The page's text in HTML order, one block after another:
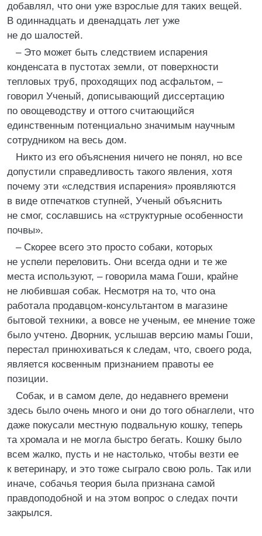
добавлял, что они уже взрослые для таких вещей.
В одиннадцать и двенадцать лет уже
не до шалостей.
– Это может быть следствием испарения
конденсата в пустотах земли, от поверхности
тепловых труб, проходящих под асфальтом, –
говорил Ученый, дописывающий диссертацию
по овощеводству и оттого считающийся
единственным потенциально значимым научным
сотрудником на весь дом.
Никто из его объяснения ничего не понял, но все
допустили справедливость такого явления, хотя
почему эти «следствия испарения» проявляются
в виде отпечатков ступней, Ученый объяснить
не смог, сославшись на «структурные особенности
почвы».
– Скорее всего это просто собаки, которых
не успели переловить. Они всегда одни и те же
места используют, – говорила мама Гоши, крайне
не любившая собак. Несмотря на то, что она
работала продавцом-консультантом в магазине
бытовой техники, а вовсе не ученым, ее мнение тоже
было учтено. Дворник, услышав версию мамы Гоши,
перестал принюхиваться к следам, что, своего рода,
является косвенным признанием правоты ее
позиции.
Собак, и в самом деле, до недавнего времени
здесь было очень много и они до того обнаглели, что
даже покусали местную подвальную кошку, теперь
та хромала и не могла быстро бегать. Кошку было
всем жалко, пусть и не настолько, чтобы везти ее
к ветеринару, и это тоже сыграло свою роль. Так или
иначе, собачья теория была признана самой
правдоподобной и на этом вопрос о следах почти
закрылся.